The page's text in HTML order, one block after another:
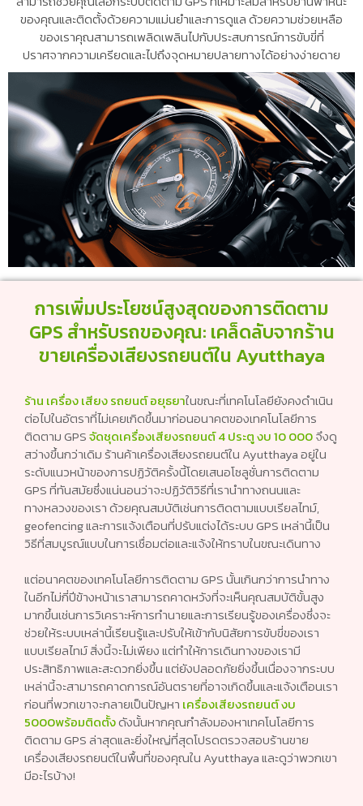
ของคุณและติดตั้งด้วยความแม่นยำและการดูแล ด้วยความช่วยเหลือ
ของเราคุณสามารถเพลิดเพลินไปกับประสบการณ์การขับขี่ที่
ปราศจากความเครียดและไปถึงจุดหมายปลายทางได้อย่างง่ายดาย
การเพิ่มประโยชน์สูงสุดของการติดตาม
GPS สำหรับรถของคุณ: เคล็ดลับจากร้าน
ขายเครื่องเสียงรถยนต์ใน Ayutthaya
ร้าน เครื่อง เสียง รถยนต์ อยุธยาในขณะที่เทคโนโลยียังคงดำเนิน
ต่อไปในอัตราที่ไม่เคยเกิดขึ้นมาก่อนอนาคตของเทคโนโลยีการ
ติดตาม GPSจัดชุดเครื่องเสียงรถยนต์ 4 ประตู งบ 10 000จึงดู
สว่างขึ้นกว่าเดิม ร้านค้าเครื่องเสียงรถยนต์ใน Ayutthaya อยู่ใน
ระดับแนวหน้าของการปฏิวัติครั้งนี้โดยเสนอโซลูชั่นการติดตาม
GPS ที่ทันสมัยซึ่งแน่นอนว่าจะปฏิวัติวิธีที่เรานำทางถนนและ
ทางหลวงของเรา ด้วยคุณสมบัติเช่นการติดตามแบบเรียลไทม์,
geofencing และการแจ้งเตือนที่ปรับแต่งได้ระบบ GPS เหล่านี้เป็น
วิธีที่สมบูรณ์แบบในการเชื่อมต่อและแจ้งให้ทราบในขณะเดินทาง
แต่อนาคตของเทคโนโลยีการติดตาม GPS นั้นเกินกว่าการนำทาง
ในอีกไม่กี่ปีข้างหน้าเราสามารถคาดหวังที่จะเห็นคุณสมบัติขั้นสูง
มากขึ้นเช่นการวิเคราะห์การทำนายและการเรียนรู้ของเครื่องซึ่งจะ
ช่วยให้ระบบเหล่านี้เรียนรู้และปรับให้เข้ากับนิสัยการขับขี่ของเรา
แบบเรียลไทม์ สิ่งนี้จะไม่เพียง แต่ทำให้การเดินทางของเรามี
ประสิทธิภาพและสะดวกยิ่งขึ้น แต่ยังปลอดภัยยิ่งขึ้นเนื่องจากระบบ
เหล่านี้จะสามารถคาดการณ์อันตรายที่อาจเกิดขึ้นและแจ้งเตือนเรา
ก่อนที่พวกเขาจะกลายเป็นปัญหา เครื่องเสียงรถยนต์ งบ
5000พร้อมติดตั้งดังนั้นหากคุณกำลังมองหาเทคโนโลยีการ
ติดตาม GPS ล่าสุดและยิ่งใหญ่ที่สุดโปรดตรวจสอบร้านขาย
เครื่องเสียงรถยนต์ในพื้นที่ของคุณใน Ayutthaya และดูว่าพวกเขา
มีอะไรบ้าง!